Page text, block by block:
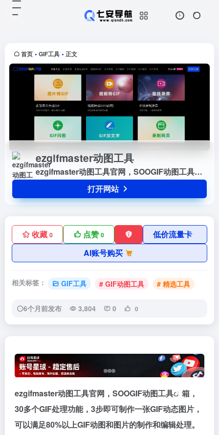
首页 • GIF工具 • 正文
ezgifmaster动图工具
ezgifmaster动图工具官网，SOOGIF动图工具箱，30多个GIF处理功能，3步即可制作一张GIF动态图片，可以满足80%以上GIF动图和图片的制作和编辑处理。
打开网站
收藏 0 点赞0
低价流量卡
AI账号购买
相关标签： GIF工具 # GIF动图工具 # 精选工具
6个月前发布 3,804 0 0
理功能，3步即可制作一张GIF动态
图片，可以满足80%以上GIF动图和
图片的制作和编...
ezgifmaster动图工具官网，SOOGIF动图工具
箱，
30多个GIF处理功能，3步即可制作一张GIF动态图片，
可以满足80%以上GIF动图和图片的制作和编辑处理。